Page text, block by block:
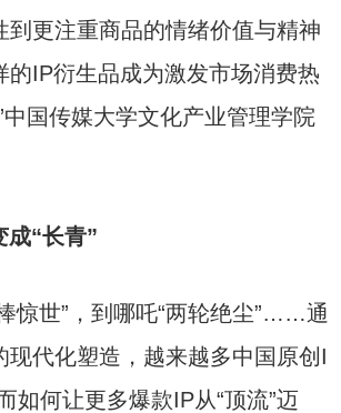
到更注重商品的情绪价值与精神
的IP衍生品成为激发市场消费热
中国传媒大学文化产业管理学院
成“长青”
惊世”，到哪吒“两轮绝尘”……通
现代化塑造，越来越多中国原创I
如何让更多爆款IP从“顶流”迈